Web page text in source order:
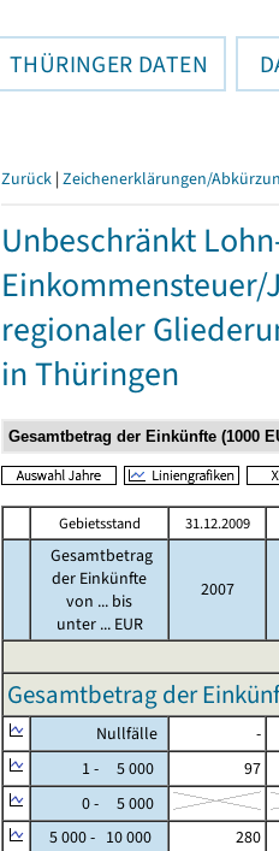
THÜRINGER DATEN
Zurück | Zeichenerklärungen/
Unbeschränkt
regionaler
in Thüringen
Gebietsstand 31.12.2009
Gesamtbetrag
der Einkünfte
von ... bis
unter ... EUR
2007
Gesamtbetrag der
Nullfälle -
1 - 5 000
97
0 - 5 000
5 000 - 10 000
280